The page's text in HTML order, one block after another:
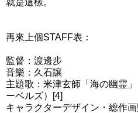
再來上個STAFF表：
監督：渡邊步
音樂：久石譲
主題歌：米津玄師「海の幽霊
ーベルズ）[4]
キャラクターデザイン・総作